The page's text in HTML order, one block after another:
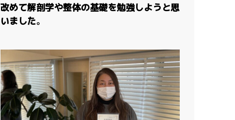
改めて解剖学や整体の基礎を勉強しようと思
いました。